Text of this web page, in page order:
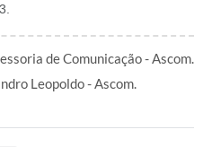
de Comunicação - Ascom.
Leopoldo - Ascom.